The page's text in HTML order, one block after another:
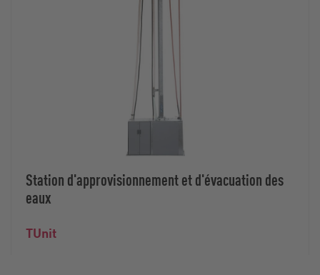
Station d'approvisionnement et d'évacuation des
eaux
TUnit